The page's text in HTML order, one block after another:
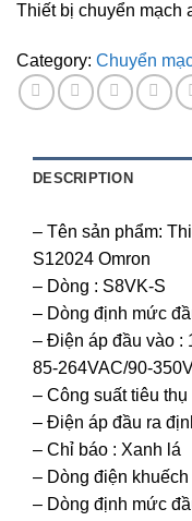
Thiết bị chuyển mạch
Category: Chuyển
DESCRIPTION
– Tên sản phẩm:
S12024 Omron
– Dòng : S8VK-S
– Dòng định mức
– Điện áp đầu vào :
85-264VAC/90-
– Công suất tiêu thụ
– Điện áp đầu ra
– Chỉ báo : Xanh lá
– Dòng điện
– Dòng định mức